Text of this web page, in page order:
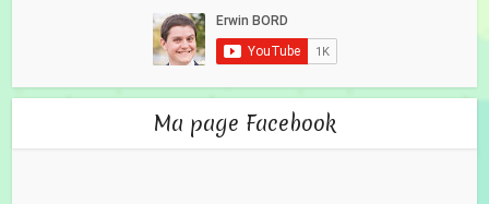
Ma page Facebook